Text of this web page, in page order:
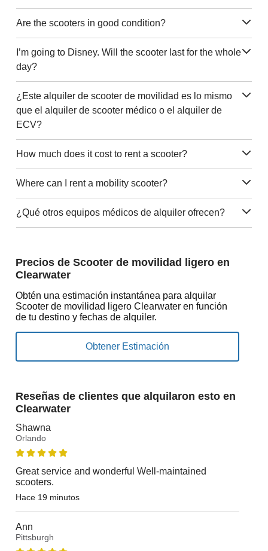
Are the scooters in good condition?
I’m going to Disney. Will the scooter last for the whole
day?
¿Este alquiler de scooter de movilidad es lo mismo
que el alquiler de scooter médico o el alquiler de
ECV?
How much does it cost to rent a scooter?
Where can I rent a mobility scooter?
¿Qué otros equipos médicos de alquiler ofrecen?
Precios de Scooter de movilidad ligero en
Clearwater
Obtén una estimación instantánea para alquilar
Scooter de movilidad ligero Clearwater en función
de tu destino y fechas de alquiler.
Reseñas de clientes que alquilaron esto en
Clearwater
Shawna
Orlando
Great service and wonderful Well-maintained
scooters.
Hace 19 minutos
Ann
Pittsburgh